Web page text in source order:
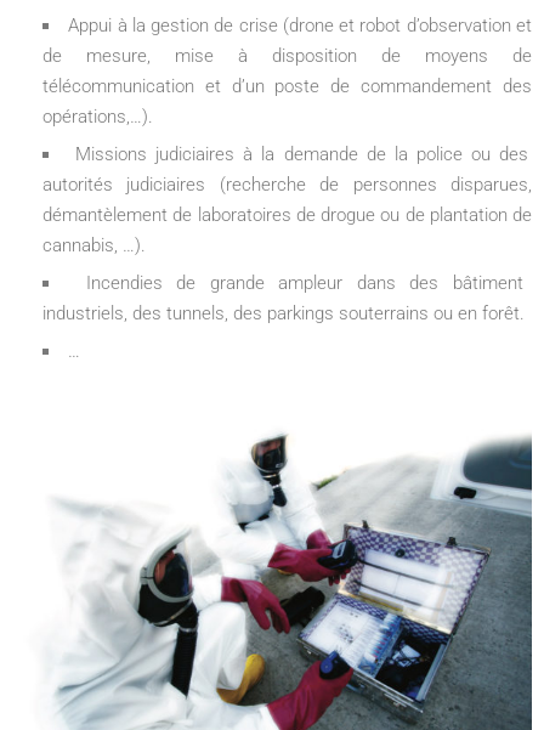
Appui à la gestion de crise (drone et robot d’observation et
de mesure, mise à disposition de moyens de
télécommunication et d’un poste de commandement des
opérations,…).
Missions judiciaires à la demande de la police ou des
autorités judiciaires (recherche de personnes disparues,
démantèlement de laboratoires de drogue ou de plantation de
cannabis, …).
Incendies de grande ampleur dans des bâtiment
industriels, des tunnels, des parkings souterrains ou en forêt.
…